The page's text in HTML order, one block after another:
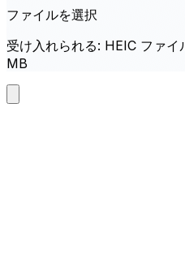
ファイルを選択
受け入れられる: HEIC ファイ
MB